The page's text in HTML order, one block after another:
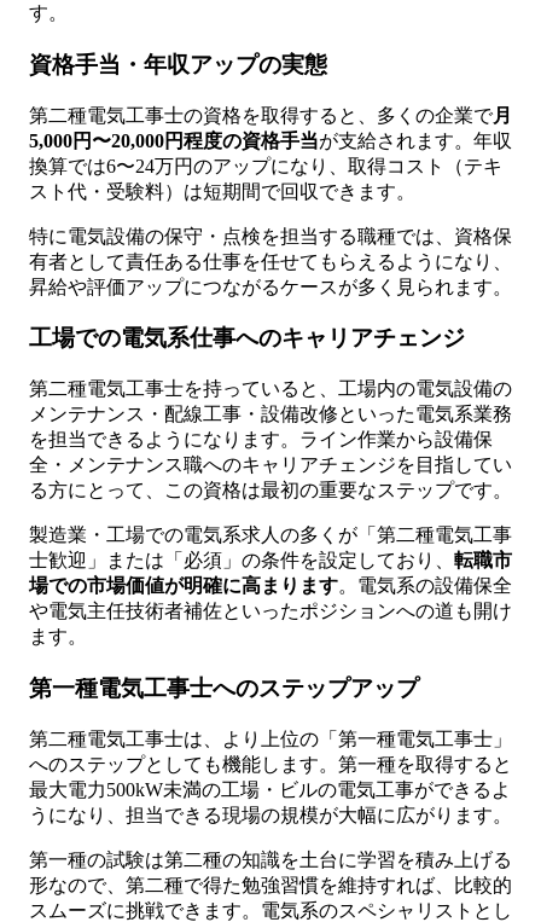
す。
資格手当・年収アップの実態
第二種電気工事士の資格を取得すると、多くの企業で月
5,000円〜20,000円程度の資格手当が支給されます。年収
換算では6〜24万円のアップになり、取得コスト（テキ
スト代・受験料）は短期間で回収できます。
特に電気設備の保守・点検を担当する職種では、資格保
有者として責任ある仕事を任せてもらえるようになり、
昇給や評価アップにつながるケースが多く見られます。
工場での電気系仕事へのキャリアチェンジ
第二種電気工事士を持っていると、工場内の電気設備の
メンテナンス・配線工事・設備改修といった電気系業務
を担当できるようになります。ライン作業から設備保
全・メンテナンス職へのキャリアチェンジを目指してい
る方にとって、この資格は最初の重要なステップです。
製造業・工場での電気系求人の多くが「第二種電気工事
士歓迎」または「必須」の条件を設定しており、 転職市
場での市場価値が明確に高まります。電気系の設備保全
や電気主任技術者補佐といったポジションへの道も開け
ます。
第一種電気工事士へのステップアップ
第二種電気工事士は、より上位の「第一種電気工事士」
へのステップとしても機能します。第一種を取得すると
最大電力500kW未満の工場・ビルの電気工事ができるよ
うになり、担当できる現場の規模が大幅に広がります。
第一種の試験は第二種の知識を土台に学習を積み上げる
形なので、第二種で得た勉強習慣を維持すれば、比較的
スムーズに挑戦できます。電気系のスペシャリストとし